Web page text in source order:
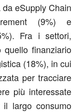
eSupply Chain
(9%) e
Fra i settori,
finanziario
(18%), in cui
per tracciare
più interessate
largo consumo